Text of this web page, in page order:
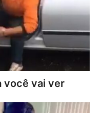
você vai ver